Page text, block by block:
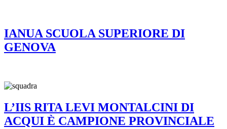
IANUA SCUOLA SUPERIORE DI
GENOVA
L’IIS RITA LEVI MONTALCINI DI
ACQUI È CAMPIONE PROVINCIALE